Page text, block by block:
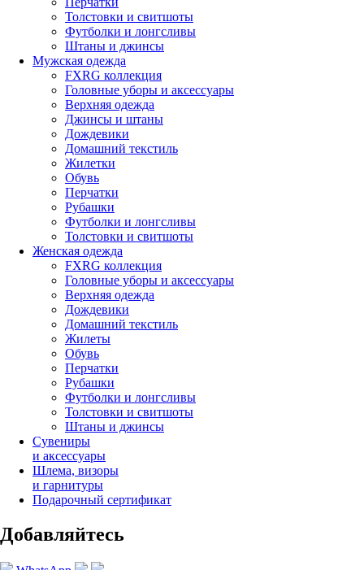
Толстовки и свитшоты
Футболки и лонгсливы
Штаны и джинсы
Мужская одежда
FXRG коллекция
Головные уборы и аксессуары
Верхняя одежда
Джинсы и штаны
Дождевики
Домашний текстиль
Жилетки
Обувь
Перчатки
Рубашки
Футболки и лонгсливы
Толстовки и свитшоты
Женская одежда
FXRG коллекция
Головные уборы и аксессуары
Верхняя одежда
Дождевики
Домашний текстиль
Жилеты
Обувь
Перчатки
Рубашки
Футболки и лонгсливы
Толстовки и свитшоты
Штаны и джинсы
Сувениры
и аксессуары
Шлема, визоры
и гарнитуры
Подарочный сертификат
Добавляйтесь